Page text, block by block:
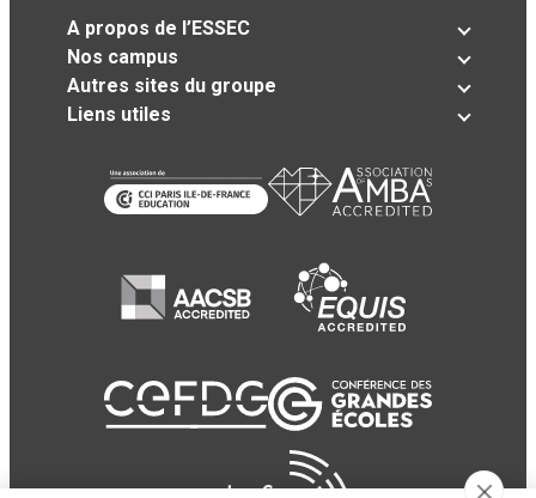
A propos de l’ESSEC
Nos campus
Autres sites du groupe
Liens utiles